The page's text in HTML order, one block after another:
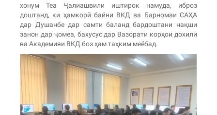
хонум Теа Ҷалиашвили иштирок намуда, иброз
доштанд, ки ҳамкорӣ байни ВКД ва Барномаи САҲА
дар Душанбе дар самти баланд бардоштани нақши
занон дар ҷомеа, бахусус дар Вазорати корҳои дохилӣ
ва Академияи ВКД боз ҳам таҳким меёбад.